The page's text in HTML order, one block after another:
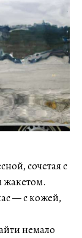
сочетая с
— с кожей,
немало